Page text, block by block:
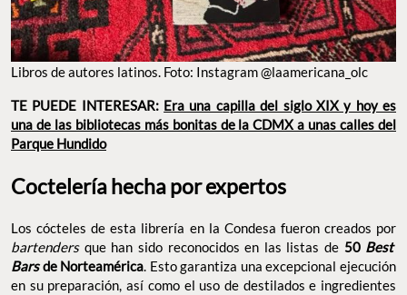
Libros de autores latinos. Foto: Instagram @laamericana_olc
TE PUEDE INTERESAR: Era una capilla del siglo XIX y hoy es
una de las bibliotecas más bonitas de la CDMX a unas calles del
Parque Hundido
Coctelería hecha por expertos
Los cócteles de esta librería en la Condesa fueron creados por
bartendersque han sido reconocidos en las listas de 50Best
Barsde Norteamérica. Esto garantiza una excepcional ejecución
en su preparación, así como el uso de destilados e ingredientes